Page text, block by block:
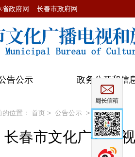
省政府网 长春市政府网
告公示 政务公开和信
的位置： 首页 > 公告公示 >行政许可
长春市文化广播电